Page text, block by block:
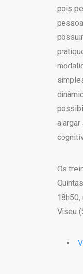
pois
alargar
Os
18h50,
Viseu